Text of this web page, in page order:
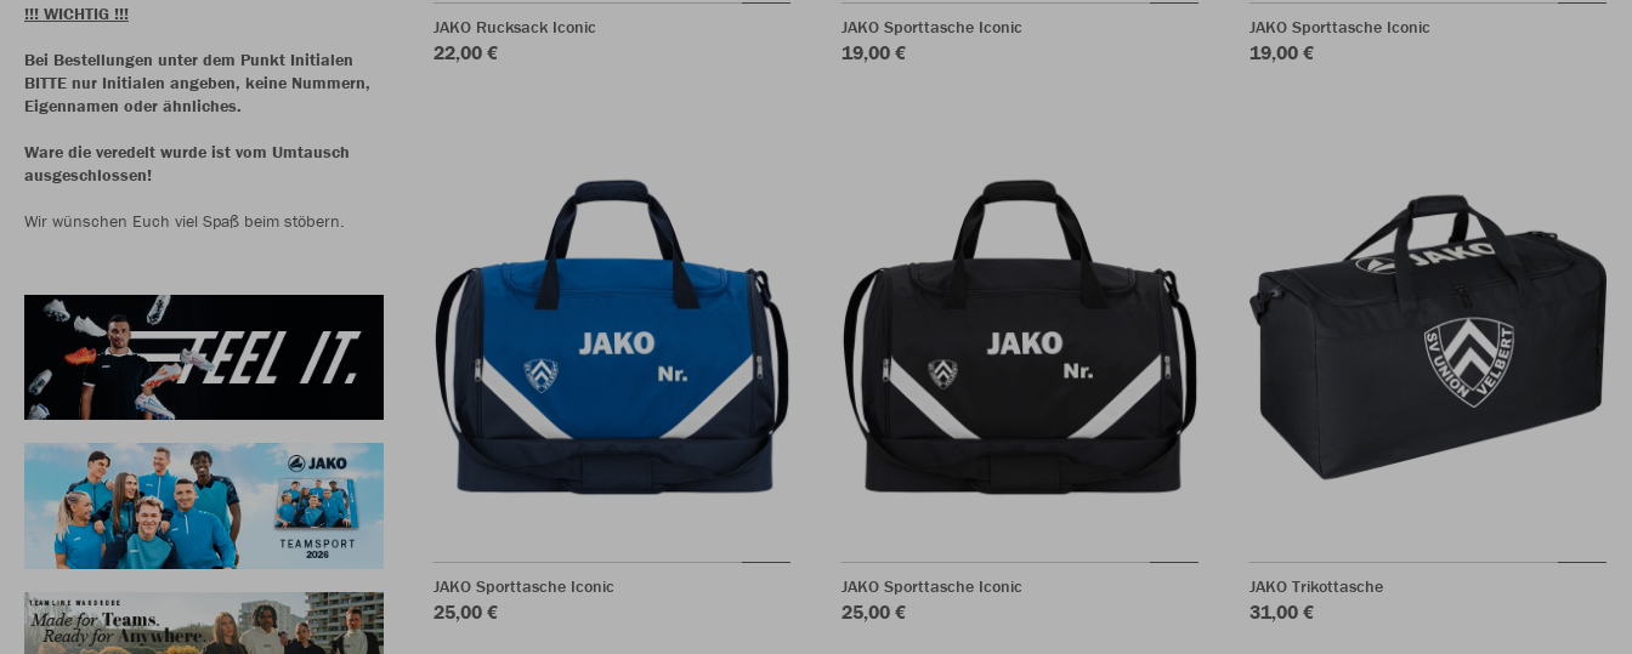
!!! WICHTIG !!!
Bei Bestellungen unter dem Punkt Initialen
BITTE nur Initialen angeben, keine Nummern,
Eigennamen oder ähnliches.
Ware die veredelt wurde ist vom Umtausch
ausgeschlossen!
Wir wünschen Euch viel Spaß beim stöbern.
JAKO Rucksack Iconic
22,00 €
JAKO Sporttasche Iconic
19,00 €
JAKO Sporttasche Iconic
19,00 €
JAKO Sporttasche Iconic
25,00 €
JAKO Sporttasche Iconic
25,00 €
JAKO Trikottasche
31,00 €